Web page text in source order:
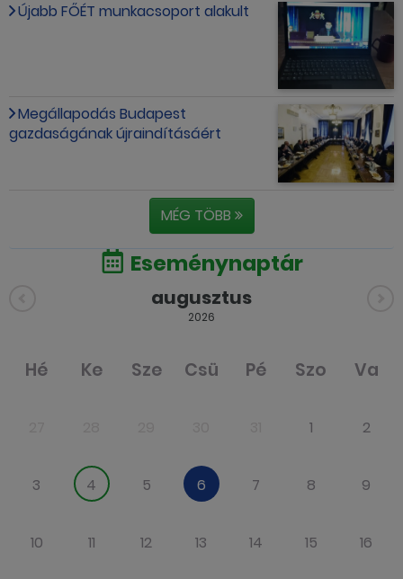
Újabb FŐÉT munkacsoport alakult
Megállapodás Budapest
gazdaságának újraindításáért
MÉG TÖBB
Eseménynaptár
augusztus
2026
Hé Ke Sze Csü Pé Szo Va
1 2
3 4 5 6 7 8 9
10 11 12 13 14 15 16